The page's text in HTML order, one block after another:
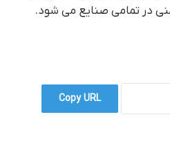
در تمامی صنایع می شود.
Copy URL